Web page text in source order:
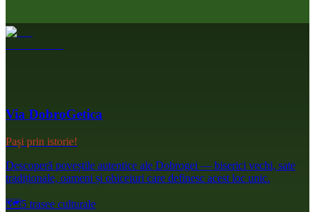
Via DobroGetica
Pași prin istorie!
Descoperă poveștile autentice ale Dobrogei — biserici vechi, sate
tradiționale, oameni și obiceiuri care definesc acest loc unic.
🗺️5 trasee culturale